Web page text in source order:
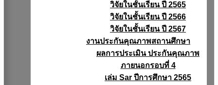
วิจัยในชั้นเรียน ปี 2565
วิจัยในชั้นเรียน ปี 2566
วิจัยในชั้นเรียน ปี 2567
งานประกันคุณภาพสถานศึกษา
ผลการประเมิน ประกันคุณภาพ
ภายนอกรอบที่ 4
เล่ม Sar ปีการศึกษา 2565